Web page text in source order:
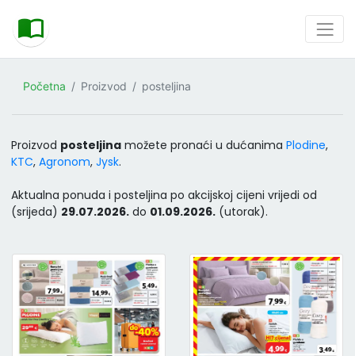
Početna Proizvod posteljina
Proizvod posteljina možete pronaći u dućanima Plodine,
KTC, Agronom, Jysk.
Aktualna ponuda i posteljina po akcijskoj cijeni vrijedi od
(srijeda) 29.07.2026. do 01.09.2026. (utorak).